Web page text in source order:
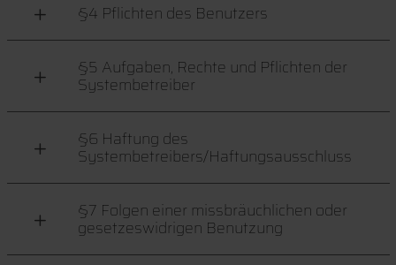
§4 Pflichten des Benutzers
§5 Aufgaben, Rechte und Pflichten der
Systembetreiber
§6 Haftung des
Systembetreibers/Haftungsausschluss
§7 Folgen einer missbräuchlichen oder
gesetzeswidrigen Benutzung